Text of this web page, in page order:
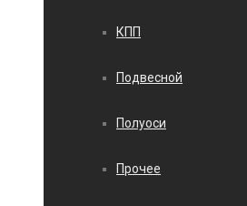
КПП
Подвесной
Полуоси
Прочее